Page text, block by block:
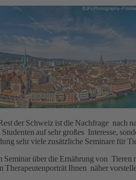
der Schweiz ist die Nachfrage nach
auf sehr großes Interesse,
sehr viele zusätzliche Seminare für
Seminar über die Ernährung von
Therapeutenporträt Ihnen näher